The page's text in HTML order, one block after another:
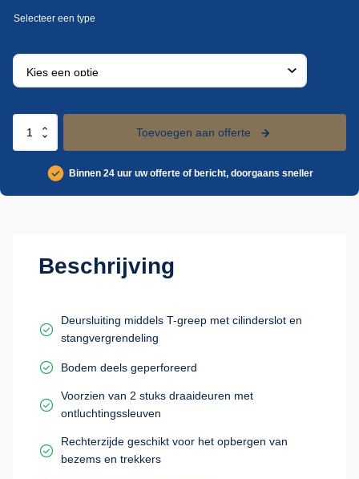
RVS
Toevoegen aan offerte
Binnen 24 uur uw offerte of bericht, doorgaans sneller
Beschrijving
Deursluiting middels T-greep met cilinderslot en
stangvergrendeling
Bodem deels geperforeerd
Voorzien van 2 stuks draaideuren met
ontluchtingssleuven
Rechterzijde geschikt voor het opbergen van
bezems en trekkers